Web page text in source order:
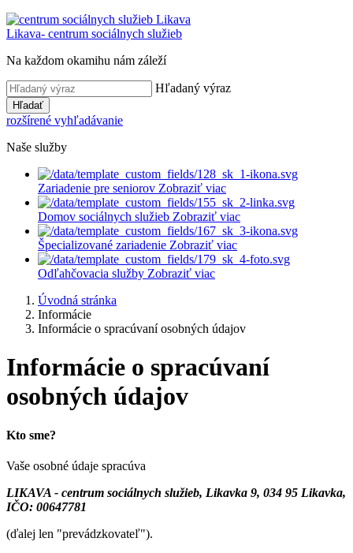
Likava- centrum sociálnych služieb
Na každom okamihu nám záleží
Hľadaný výraz
Hľadať
rozšírené vyhľadávanie
Naše služby
Zariadenie pre seniorov Zobraziť viac
Domov sociálnych služieb Zobraziť viac
Špecializované zariadenie Zobraziť viac
Odľahčovacia služby Zobraziť viac
Úvodná stránka
Informácie
Informácie o spracúvaní osobných údajov
Informácie o spracúvaní
osobných údajov
Kto sme?
Vaše osobné údaje spracúva
LIKAVA - centrum sociálnych služieb, Likavka 9, 034 95 Likavka,
IČO: 00647781
(ďalej len "prevádzkovateľ").